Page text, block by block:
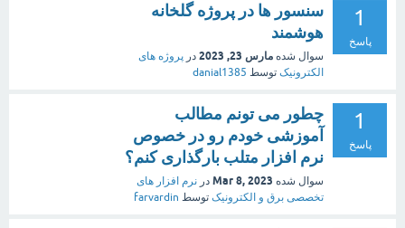
1
پاسخ
سنسور ها در پروژه گلخانه
هوشمند
سوال شده مارس 23, 2023 در پروژه های
الکترونیک توسط danial1385
1
پاسخ
چطور می تونم مطالب
آموزشی خودم رو در خصوص
نرم افزار متلب بارگذاری کنم؟
سوال شده Mar 8, 2023 در نرم افزار های
تخصصی برق و الکترونیک توسط farvardin